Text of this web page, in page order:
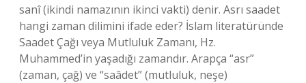
sanî (ikindi namazının ikinci vakti) denir. Asrı saadet
hangi zaman dilimini ifade eder? İslam literatüründe
Saadet Çağı veya Mutluluk Zamanı, Hz.
Muhammed’in yaşadığı zamandır. Arapça “asr”
(zaman, çağ) ve “saâdet” (mutluluk, neşe)